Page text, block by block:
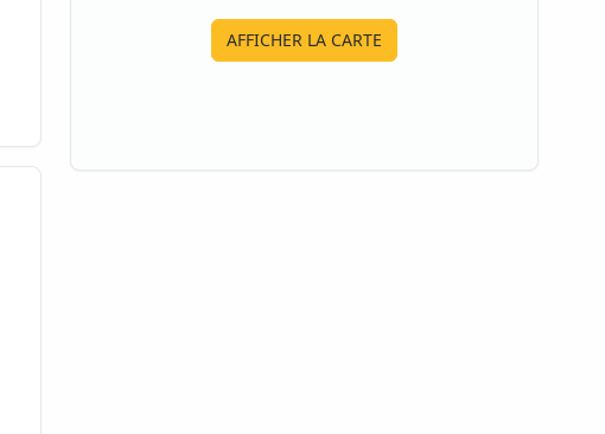
AFFICHER LA CARTE